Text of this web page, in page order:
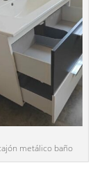
metálico baño